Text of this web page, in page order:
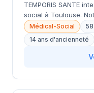
TEMPORIS SANTE
social à Toulouse.
Médical-Social
14 ans d'ancienneté